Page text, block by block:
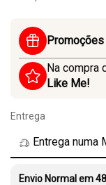
Na compra
Like Me!
Entrega
Entrega numa
Envio Normal em